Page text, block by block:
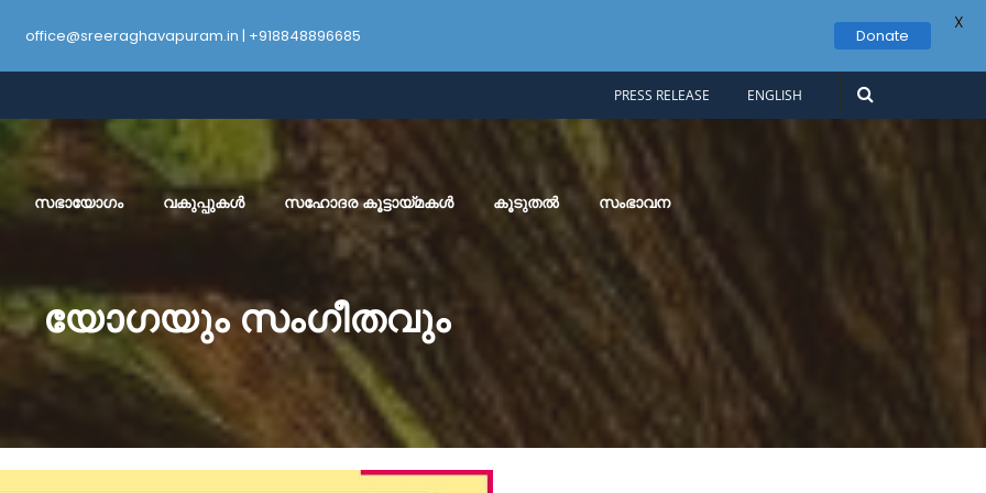
PRESS RELEASE ENGLISH
സഭായോഗം വകുപ്പുകൾ സഹോദര കൂട്ടായ്മകൾ കൂടുതൽ സംഭാവന
യോഗയും സംഗീതവും
office@sreeraghavapuram.in | +918848896685 Donate
X